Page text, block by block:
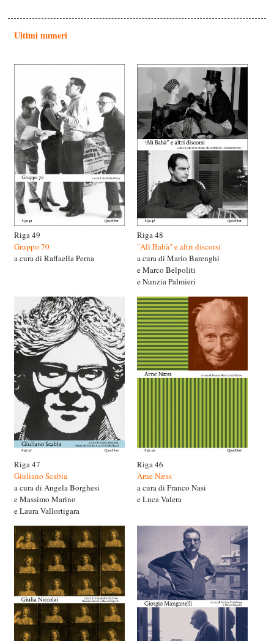
Ultimi numeri
Riga 49
Gruppo 70
a cura di Raffaella Perna
Riga 48
"Alì Babà" e altri discorsi
a cura di Mario Barenghi
e Marco Belpoliti
e Nunzia Palmieri
Riga 47
Giuliano Scabia
a cura di Angela Borghesi
e Massimo Marino
e Laura Vallortigara
Riga 46
Arne Næss
a cura di Franco Nasi
e Luca Valera